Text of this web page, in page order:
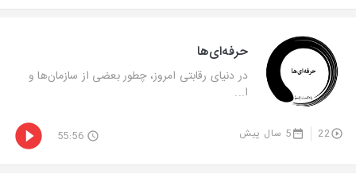
حرفه‌ای‌ها
در دنیای رقابتی امروز، چطور بعضی‌ از سازمان‌ها و
ا...
22 5 سال پیش 55:56